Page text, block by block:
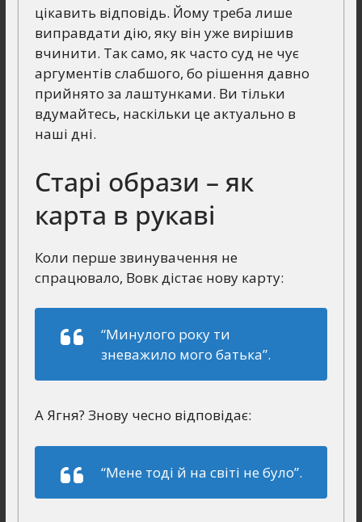
цікавить відповідь. Йому треба лише
виправдати дію, яку він уже вирішив
вчинити. Так само, як часто суд не чує
аргументів слабшого, бо рішення давно
прийнято за лаштунками. Ви тільки
вдумайтесь, наскільки це актуально в
наші дні.
Старі образи – як
карта в рукаві
Коли перше звинувачення не
спрацювало, Вовк дістає нову карту:
“Минулого року ти
зневажило мого батька”.
А Ягня? Знову чесно відповідає:
“Мене тоді й на світі не було”.